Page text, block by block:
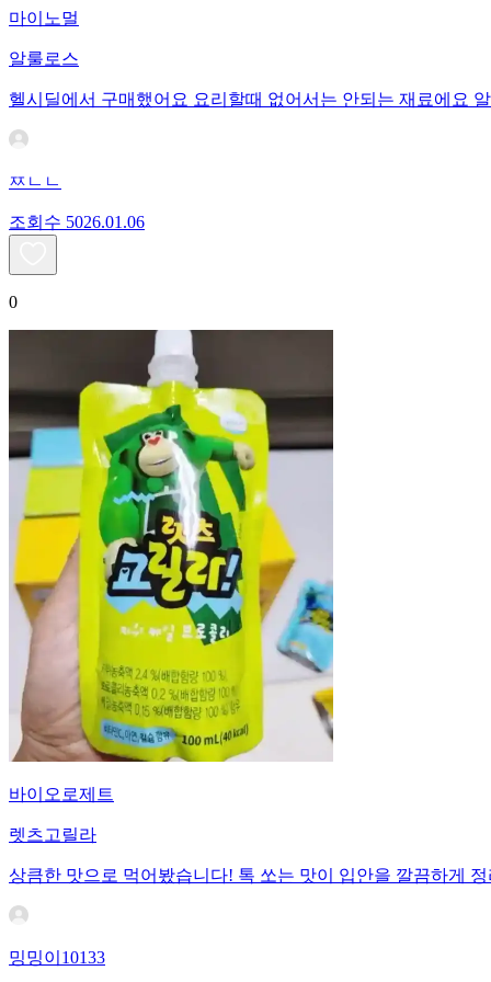
마이노멀
알룰로스
헬시딜에서 구매했어요 요리할때 없어서는 안되는 재료에요
ㅉㄴㄴ
조회수 5026.01.06
0
바이오로제트
렛츠고릴라
상큼한 맛으로 먹어봤습니다! 톡 쏘는 맛이 입안을 깔끔하게
밍밍이10133